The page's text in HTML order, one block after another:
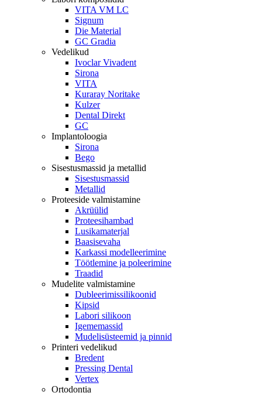
VITA VM LC
Signum
Die Material
GC Gradia
Vedelikud
Ivoclar Vivadent
Sirona
VITA
Kuraray Noritake
Kulzer
Dental Direkt
GC
Implantoloogia
Sirona
Bego
Sisestusmassid ja metallid
Sisestusmassid
Metallid
Proteeside valmistamine
Akrüülid
Proteesihambad
Lusikamaterjal
Baasisevaha
Karkassi modelleerimine
Töötlemine ja poleerimine
Traadid
Mudelite valmistamine
Dubleerimissilikoonid
Kipsid
Labori silikoon
Igememassid
Mudelisüsteemid ja pinnid
Printeri vedelikud
Bredent
Pressing Dental
Vertex
Ortodontia